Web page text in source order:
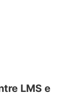
LMS e